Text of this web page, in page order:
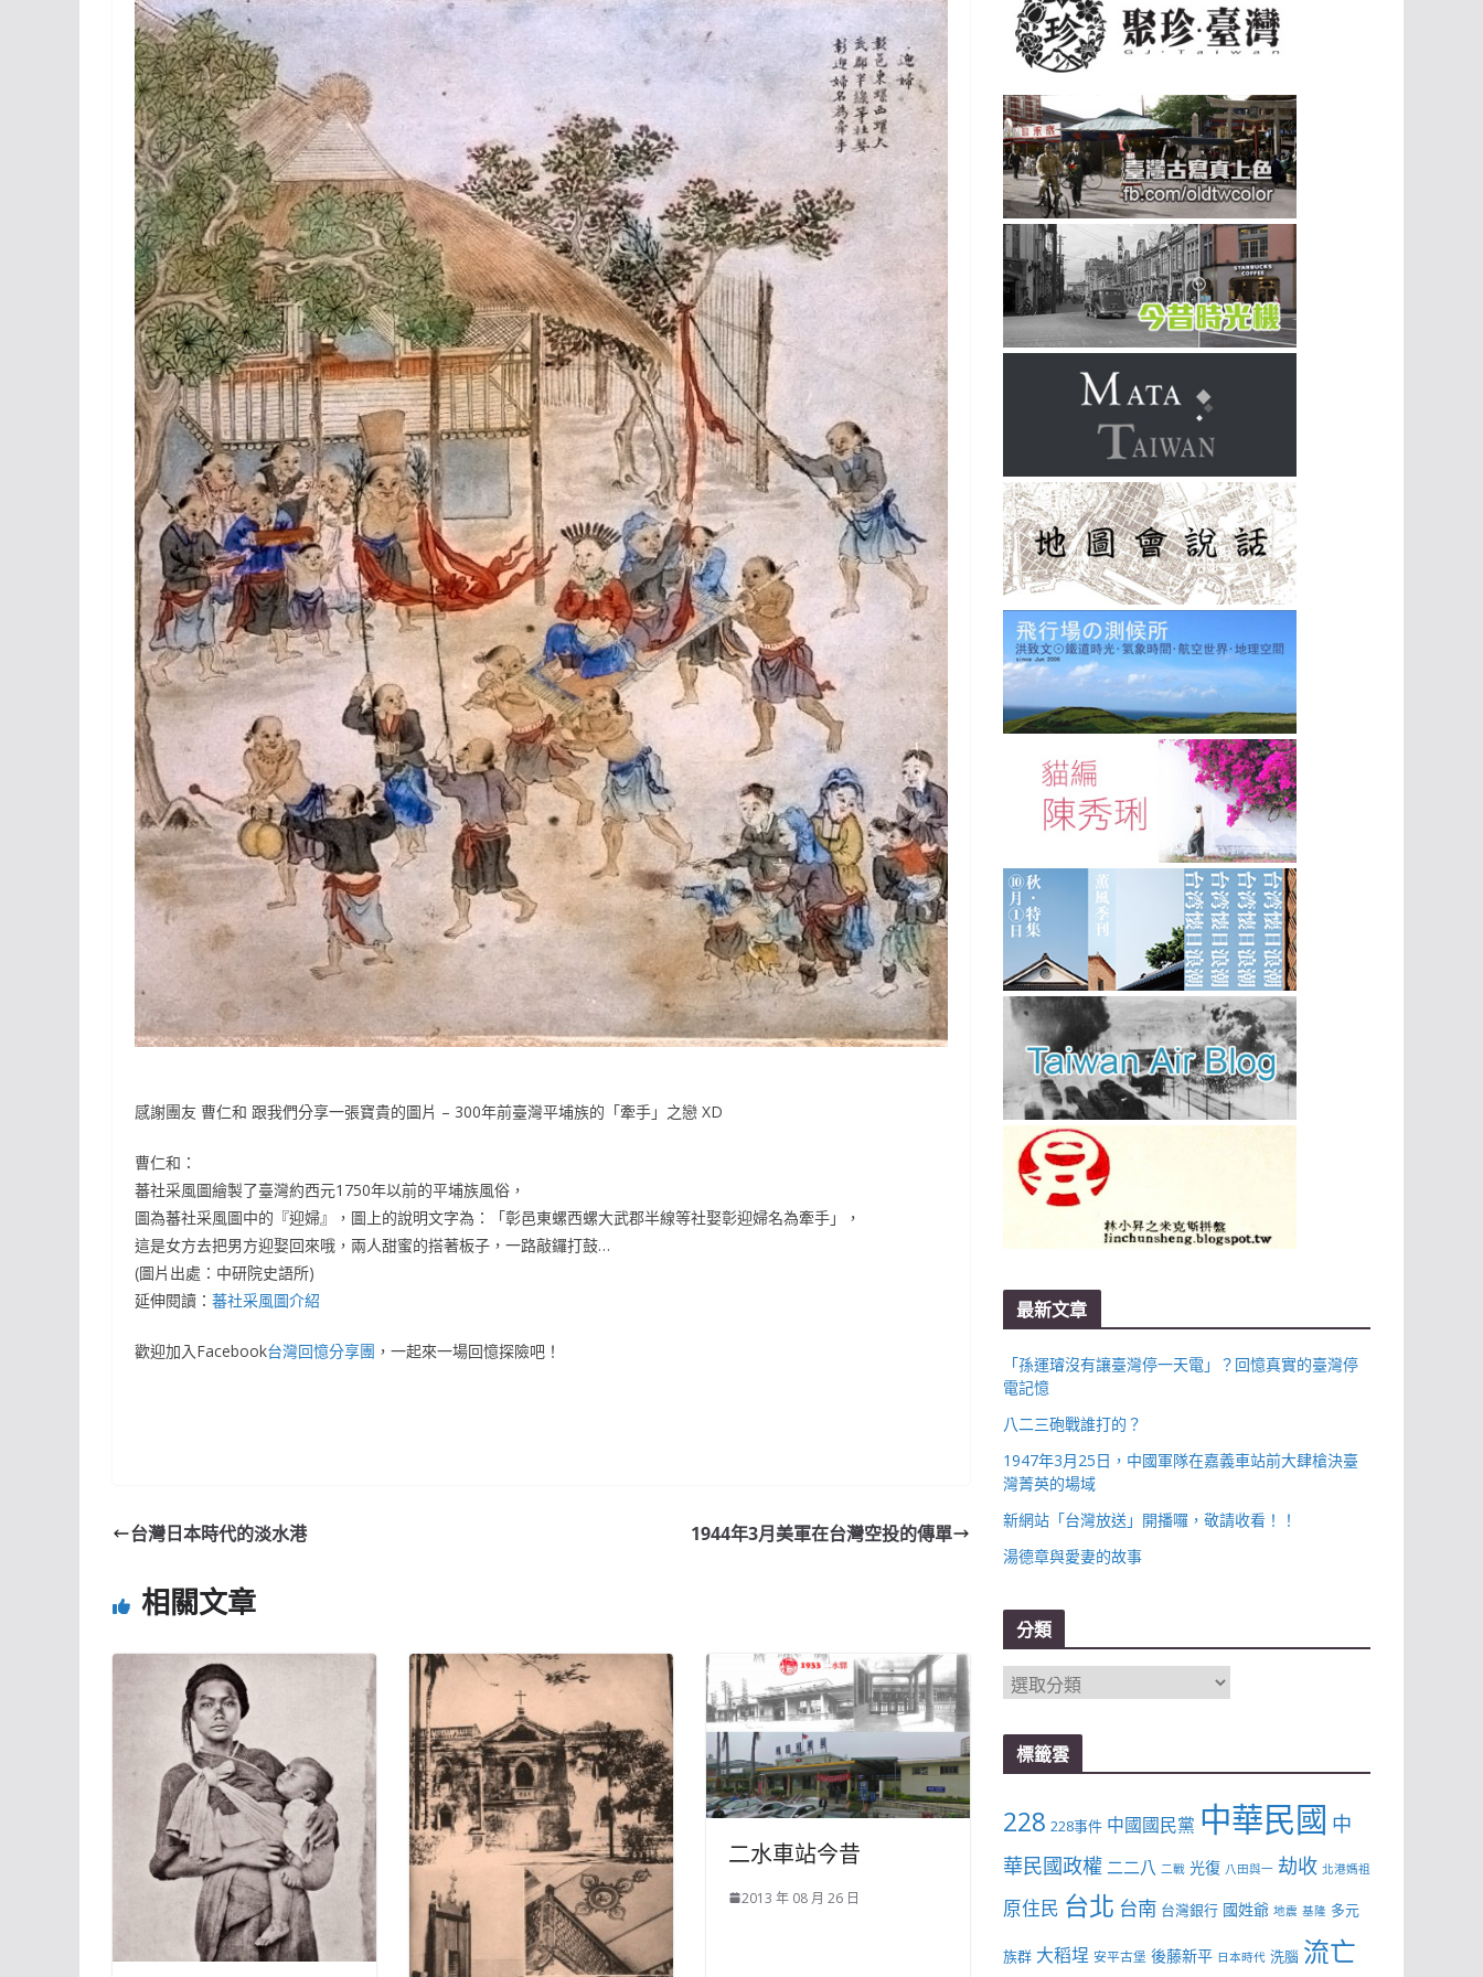
感謝團友 曹仁和 跟我們分享一張寶貴的圖片 – 300年前臺灣平埔族的「牽手」之戀 XD
曹仁和：
蕃社采風圖繪製了臺灣約西元1750年以前的平埔族風俗，
圖為蕃社采風圖中的『迎婦』，圖上的說明文字為：「彰邑東螺西螺大武郡半線等社娶彰迎婦名為牽手」，
這是女方去把男方迎娶回來哦，兩人甜蜜的搭著板子，一路敲鑼打鼓…
(圖片出處：中研院史語所)
延伸閱讀： 蕃社采風圖介紹
歡迎加入Facebook台灣回憶分享團 ，一起來一場回憶探險吧！
台灣日本時代的淡水港 1944年3月美軍在台灣空投的傳單
相關文章
二水車站今昔
2013 年 08 月 26 日
最新文章
「孫運璿沒有讓臺灣停一天電」？回憶真實的臺灣停
電記憶
八二三砲戰誰打的？
1947年3月25日，中國軍隊在嘉義車站前大肆槍決臺
灣菁英的場域
新網站「台灣放送」開播囉，敬請收看！！
湯德章與愛妻的故事
分類
分
類
標籤雲
228 228事件 中國國民黨 中華民國 中
華民國政權 二二八 二戰 光復 八田與一 劫收 北港媽祖
原住民 台北 台南 台灣銀行 國姓爺 地震 基隆 多元
族群 大稻埕 安平古堡 後藤新平 日本時代 洗腦 流亡